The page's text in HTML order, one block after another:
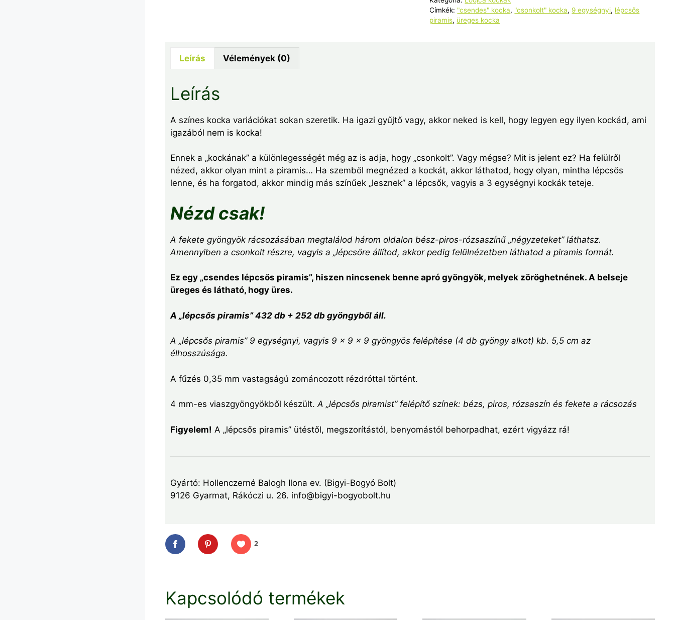
ráccsal
mennyiség
Címkék: "csendes" kocka, "csonkolt" kocka, 9 egységnyi, lépcsős
piramis, üreges kocka
Leírás Vélemények (0)
Leírás
A színes kocka variációkat sokan szeretik. Ha igazi gyűjtő vagy, akkor neked is kell, hogy legyen egy ilyen kockád, ami
igazából nem is kocka!
Ennek a „kockának” a különlegességét még az is adja, hogy „csonkolt”. Vagy mégse? Mit is jelent ez? Ha felülről
nézed, akkor olyan mint a piramis… Ha szemből megnézed a kockát, akkor láthatod, hogy olyan, mintha lépcsős
lenne, és ha forgatod, akkor mindig más színűek „lesznek” a lépcsők, vagyis a 3 egységnyi kockák teteje.
Nézd csak!
A fekete gyöngyök rácsozásában megtalálod három oldalon bész-piros-rózsaszínű „négyzeteket” láthatsz.
Amennyiben a csonkolt részre, vagyis a „lépcsőre állítod, akkor pedig felülnézetben láthatod a piramis formát.
Ez egy „csendes lépcsős piramis”, hiszen nincsenek benne apró gyöngyök, melyek zöröghetnének. A belseje
üreges és látható, hogy üres.
A „lépcsős piramis” 432 db + 252 db gyöngyből áll.
A „lépcsős piramis” 9 egységnyi, vagyis 9 x 9 x 9 gyöngyös felépítése (4 db gyöngy alkot) kb. 5,5 cm az
élhosszúsága.
A fűzés 0,35 mm vastagságú zománcozott rézdróttal történt.
4 mm-es viaszgyöngyökből készült.A „lépcsős piramist” felépítő színek: bézs, piros, rózsaszín és fekete a rácsozás
Figyelem! A „lépcsős piramis” ütéstől, megszorítástól, benyomástól behorpadhat, ezért vigyázz rá!
Gyártó: Hollenczerné Balogh Ilona ev. (Bigyi-Bogyó Bolt)
9126 Gyarmat, Rákóczi u. 26. info@bigyi-bogyobolt.hu
2
Kapcsolódó termékek